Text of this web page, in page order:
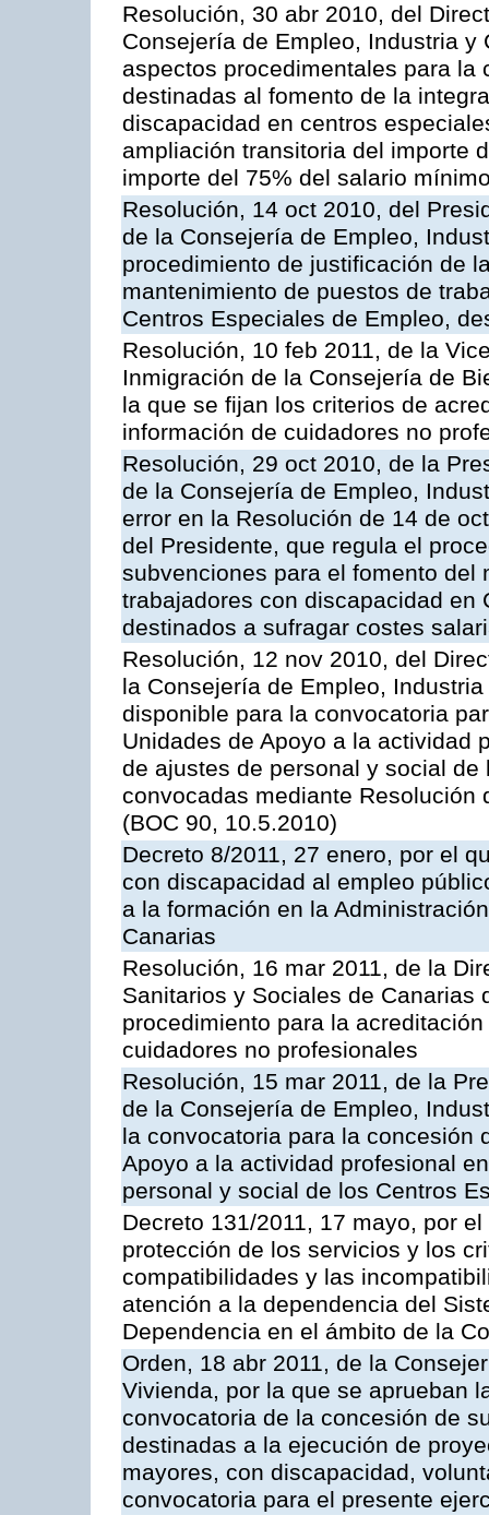
Resolución, 30 abr 2010, del
Consejería de Empleo, Industria
aspectos procedimentales para
destinadas al fomento de la
discapacidad en centros
ampliación transitoria del importe
importe del 75% del salario
Resolución, 14 oct 2010, del
de la Consejería de Empleo,
procedimiento de justificación de
mantenimiento de puestos de
Centros Especiales de Empleo,
Resolución, 10 feb 2011, de la
Inmigración de la Consejería de
la que se fijan los criterios de
información de cuidadores no
Resolución, 29 oct 2010, de la
de la Consejería de Empleo,
error en la Resolución de 14 de
del Presidente, que regula el
subvenciones para el fomento del
trabajadores con discapacidad en
destinados a sufragar costes
Resolución, 12 nov 2010, del
la Consejería de Empleo,
disponible para la convocatoria
Unidades de Apoyo a la actividad
de ajustes de personal y social
convocadas mediante Resolución
(BOC 90, 10.5.2010)
Decreto 8/2011, 27 enero, por el
con discapacidad al empleo
a la formación en la
Canarias
Resolución, 16 mar 2011, de la
Sanitarios y Sociales de Canarias
procedimiento para la
cuidadores no profesionales
Resolución, 15 mar 2011, de la
de la Consejería de Empleo,
la convocatoria para la concesión
Apoyo a la actividad profesional
personal y social de los Centros
Decreto 131/2011, 17 mayo, por
protección de los servicios y los
compatibilidades y las
atención a la dependencia del
Dependencia en el ámbito de la
Orden, 18 abr 2011, de la
Vivienda, por la que se aprueban
convocatoria de la concesión de
destinadas a la ejecución de
mayores, con discapacidad,
convocatoria para el presente